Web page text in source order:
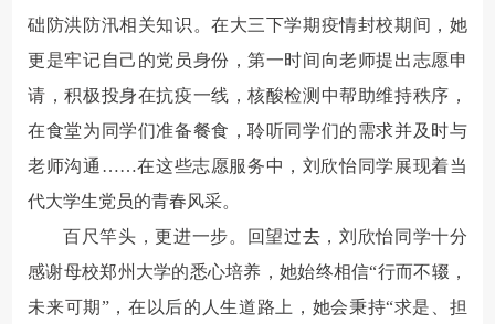
础防洪防汛相关知识。在大三下学期疫情封校期间，她
更是牢记自己的党员身份，第一时间向老师提出志愿申
请，积极投身在抗疫一线，核酸检测中帮助维持秩序，
在食堂为同学们准备餐食，聆听同学们的需求并及时与
老师沟通……在这些志愿服务中，刘欣怡同学展现着当
代大学生党员的青春风采。
百尺竿头，更进一步。回望过去，刘欣怡同学十分
感谢母校郑州大学的悉心培养，她始终相信“行而不辍，
未来可期”，在以后的人生道路上，她会秉持“求是、担